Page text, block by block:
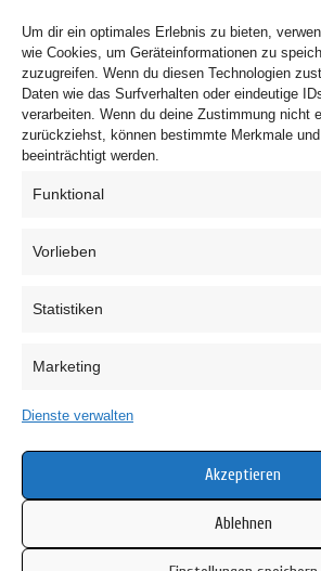
Um dir ein optimales Erlebnis zu bieten,
wie Cookies, um Geräteinformationen zu
zuzugreifen. Wenn du diesen Technologien
Daten wie das Surfverhalten oder eindeutige
verarbeiten. Wenn du deine Zustimmung nicht
zurückziehst, können bestimmte Merkmale
beeinträchtigt werden.
Funktional
Vorlieben
Statistiken
Marketing
Dienste verwalten
Akzeptieren
Ablehnen
Zur Teilnahme an einem
einer Verbraucherschlichtungsstelle
verpflichtet und nicht bereit.
Cookie-Richtlinie